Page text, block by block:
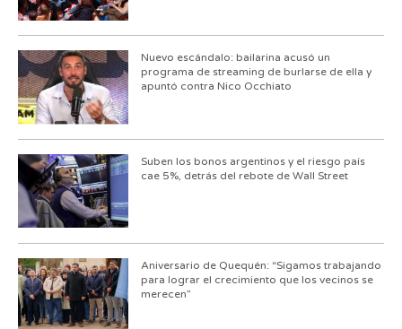
Nuevo escándalo: bailarina acusó un
programa de streaming de burlarse de ella y
apuntó contra Nico Occhiato
Suben los bonos argentinos y el riesgo país
cae 5%, detrás del rebote de Wall Street
Aniversario de Quequén: “Sigamos trabajando
para lograr el crecimiento que los vecinos se
merecen”